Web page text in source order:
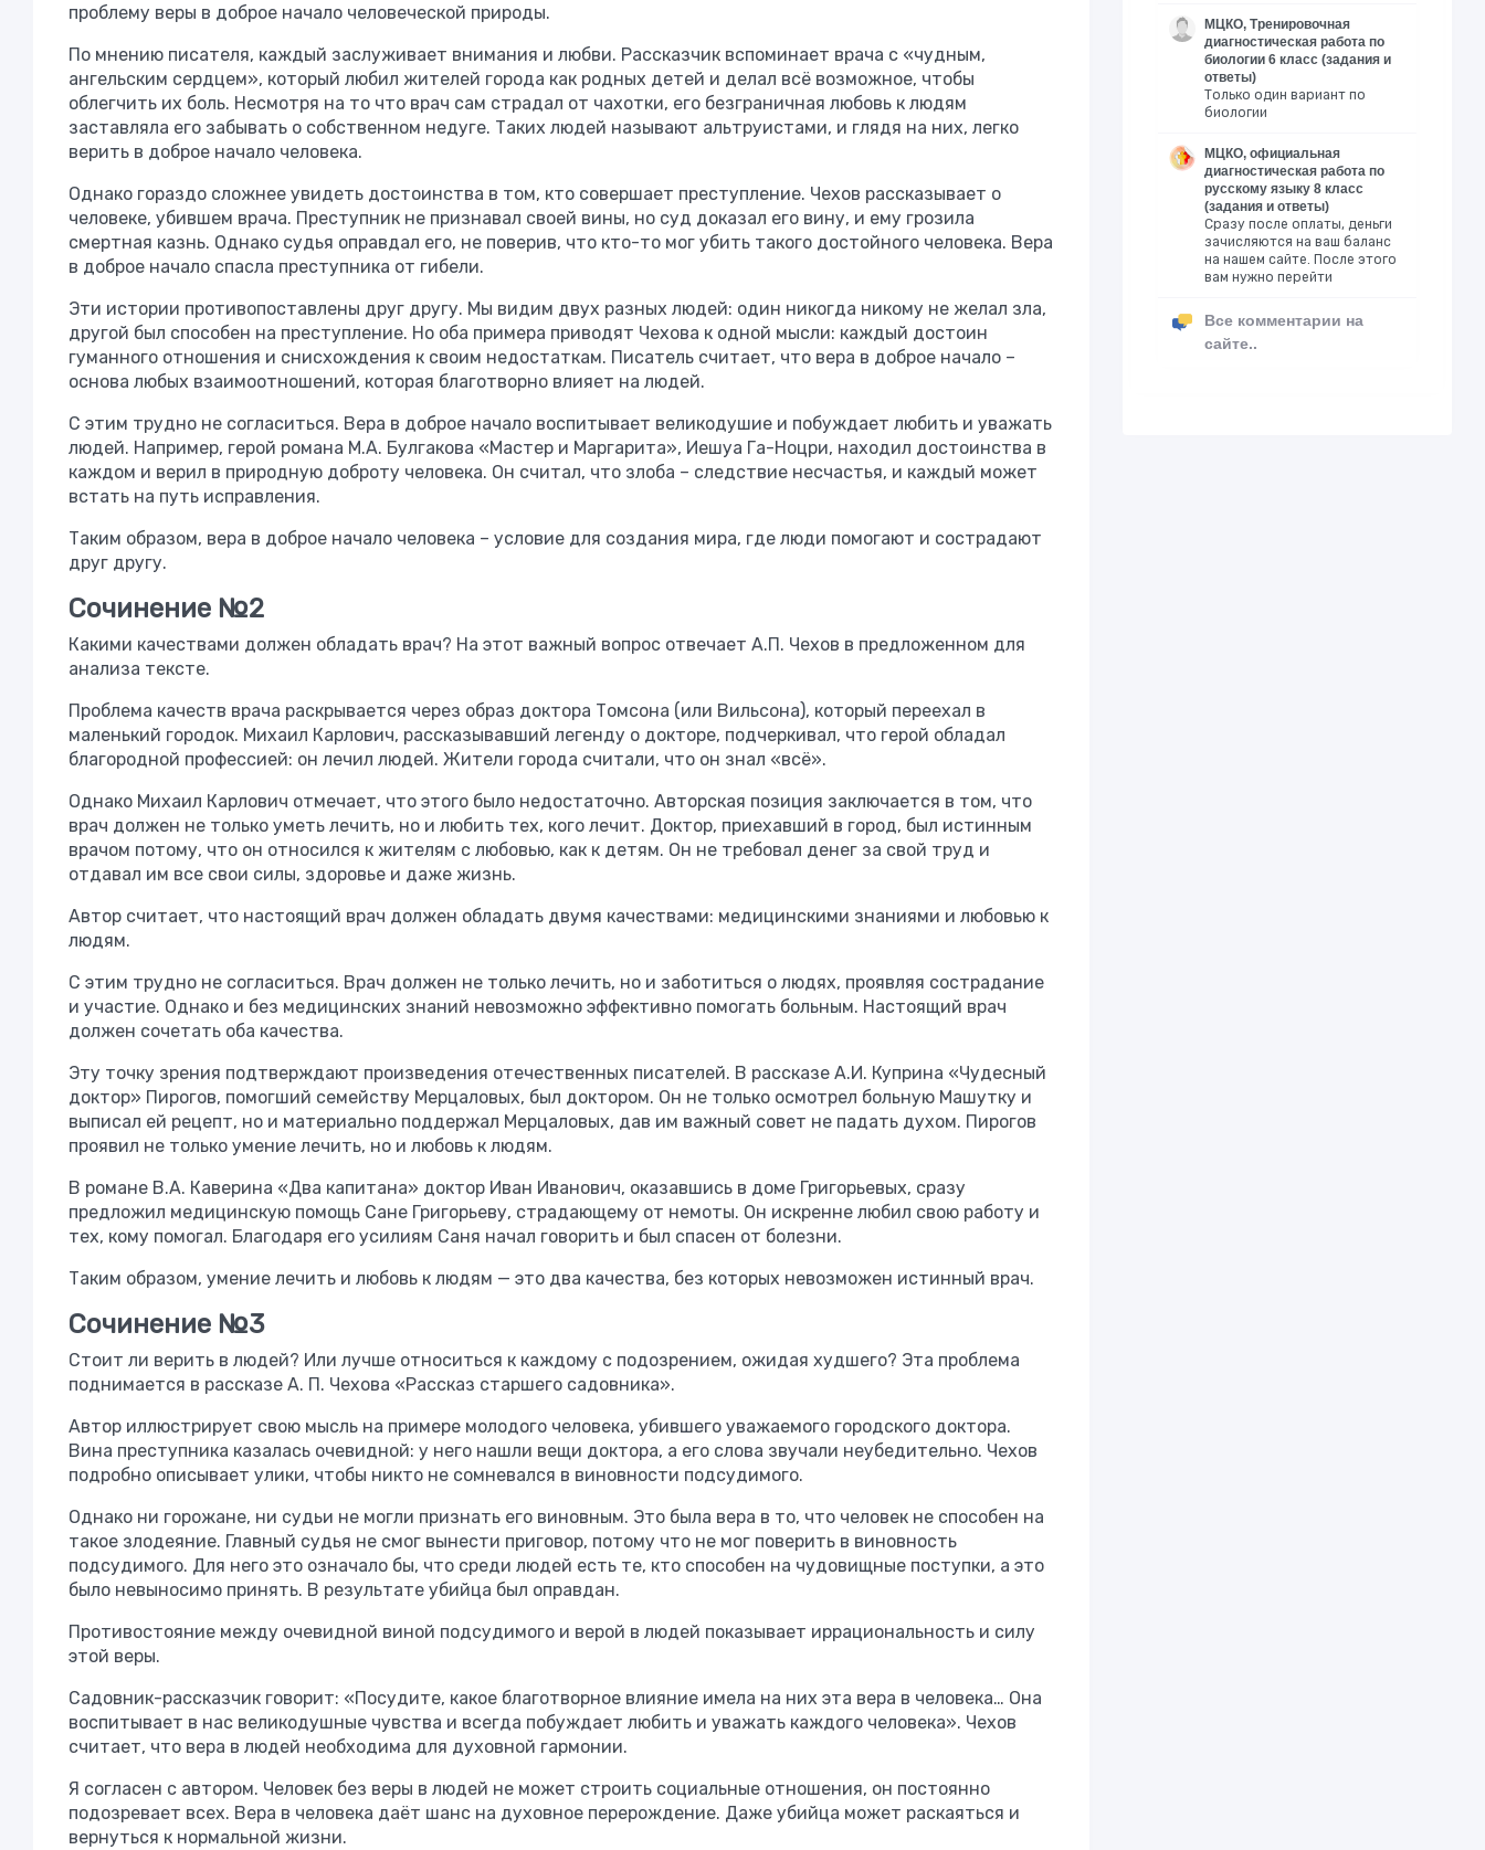
проблему веры в доброе начало человеческой природы.
По мнению писателя, каждый заслуживает внимания и любви. Рассказчик вспоминает врача с «чудным,
ангельским сердцем», который любил жителей города как родных детей и делал всё возможное, чтобы
облегчить их боль. Несмотря на то что врач сам страдал от чахотки, его безграничная любовь к людям
заставляла его забывать о собственном недуге. Таких людей называют альтруистами, и глядя на них, легко
верить в доброе начало человека.
Однако гораздо сложнее увидеть достоинства в том, кто совершает преступление. Чехов рассказывает о
человеке, убившем врача. Преступник не признавал своей вины, но суд доказал его вину, и ему грозила
смертная казнь. Однако судья оправдал его, не поверив, что кто-то мог убить такого достойного человека. Вера
в доброе начало спасла преступника от гибели.
Эти истории противопоставлены друг другу. Мы видим двух разных людей: один никогда никому не желал зла,
другой был способен на преступление. Но оба примера приводят Чехова к одной мысли: каждый достоин
гуманного отношения и снисхождения к своим недостаткам. Писатель считает, что вера в доброе начало –
основа любых взаимоотношений, которая благотворно влияет на людей.
С этим трудно не согласиться. Вера в доброе начало воспитывает великодушие и побуждает любить и уважать
людей. Например, герой романа М.А. Булгакова «Мастер и Маргарита», Иешуа Га-Ноцри, находил достоинства в
каждом и верил в природную доброту человека. Он считал, что злоба – следствие несчастья, и каждый может
встать на путь исправления.
Таким образом, вера в доброе начало человека – условие для создания мира, где люди помогают и сострадают
друг другу.
Сочинение №2
Какими качествами должен обладать врач? На этот важный вопрос отвечает А.П. Чехов в предложенном для
анализа тексте.
Проблема качеств врача раскрывается через образ доктора Томсона (или Вильсона), который переехал в
маленький городок. Михаил Карлович, рассказывавший легенду о докторе, подчеркивал, что герой обладал
благородной профессией: он лечил людей. Жители города считали, что он знал «всё».
Однако Михаил Карлович отмечает, что этого было недостаточно. Авторская позиция заключается в том, что
врач должен не только уметь лечить, но и любить тех, кого лечит. Доктор, приехавший в город, был истинным
врачом потому, что он относился к жителям с любовью, как к детям. Он не требовал денег за свой труд и
отдавал им все свои силы, здоровье и даже жизнь.
Автор считает, что настоящий врач должен обладать двумя качествами: медицинскими знаниями и любовью к
людям.
С этим трудно не согласиться. Врач должен не только лечить, но и заботиться о людях, проявляя сострадание
и участие. Однако и без медицинских знаний невозможно эффективно помогать больным. Настоящий врач
должен сочетать оба качества.
Эту точку зрения подтверждают произведения отечественных писателей. В рассказе А.И. Куприна «Чудесный
доктор» Пирогов, помогший семейству Мерцаловых, был доктором. Он не только осмотрел больную Машутку и
выписал ей рецепт, но и материально поддержал Мерцаловых, дав им важный совет не падать духом. Пирогов
проявил не только умение лечить, но и любовь к людям.
В романе В.А. Каверина «Два капитана» доктор Иван Иванович, оказавшись в доме Григорьевых, сразу
предложил медицинскую помощь Сане Григорьеву, страдающему от немоты. Он искренне любил свою работу и
тех, кому помогал. Благодаря его усилиям Саня начал говорить и был спасен от болезни.
Таким образом, умение лечить и любовь к людям — это два качества, без которых невозможен истинный врач.
Сочинение №3
Стоит ли верить в людей? Или лучше относиться к каждому с подозрением, ожидая худшего? Эта проблема
поднимается в рассказе А. П. Чехова «Рассказ старшего садовника».
Автор иллюстрирует свою мысль на примере молодого человека, убившего уважаемого городского доктора.
Вина преступника казалась очевидной: у него нашли вещи доктора, а его слова звучали неубедительно. Чехов
подробно описывает улики, чтобы никто не сомневался в виновности подсудимого.
Однако ни горожане, ни судьи не могли признать его виновным. Это была вера в то, что человек не способен на
такое злодеяние. Главный судья не смог вынести приговор, потому что не мог поверить в виновность
подсудимого. Для него это означало бы, что среди людей есть те, кто способен на чудовищные поступки, а это
было невыносимо принять. В результате убийца был оправдан.
Противостояние между очевидной виной подсудимого и верой в людей показывает иррациональность и силу
этой веры.
Садовник-рассказчик говорит: «Посудите, какое благотворное влияние имела на них эта вера в человека… Она
воспитывает в нас великодушные чувства и всегда побуждает любить и уважать каждого человека». Чехов
считает, что вера в людей необходима для духовной гармонии.
Я согласен с автором. Человек без веры в людей не может строить социальные отношения, он постоянно
подозревает всех. Вера в человека даёт шанс на духовное перерождение. Даже убийца может раскаяться и
вернуться к нормальной жизни.
МЦКО, Тренировочная
диагностическая работа по
биологии 6 класс (задания и
ответы)
Только один вариант по
биологии
МЦКО, официальная
диагностическая работа по
русскому языку 8 класс
(задания и ответы)
Сразу после оплаты, деньги
зачисляются на ваш баланс
на нашем сайте. После этого
вам нужно перейти
Все комментарии на
сайте..